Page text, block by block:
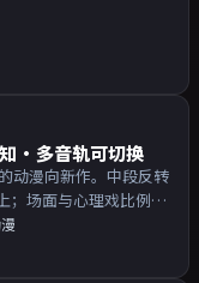
·多音轨可切换
动漫向新作。中段反转
；场面与心理戏比例得
适合喜欢强叙事与人